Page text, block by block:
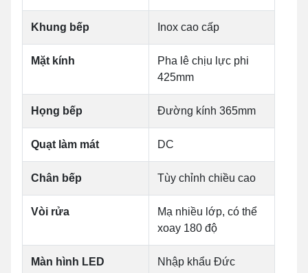
Khung bếp Inox cao cấp
Mặt kính
Pha lê chịu lực phi
425mm
Họng bếp Đường kính 365mm
Quạt làm mát DC
Chân bếp Tùy chỉnh chiều cao
Vòi rửa
Mạ nhiều lớp, có thể
xoay 180 độ
Màn hình LED Nhập khẩu Đức